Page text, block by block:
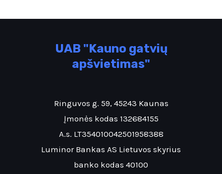
UAB "Kauno gatvių
apšvietimas"
Ringuvos g. 59, 45243 Kaunas
Įmonės kodas 132684155
A.s. LT354010042501958388
Luminor Bankas AS Lietuvos skyrius
banko kodas 40100